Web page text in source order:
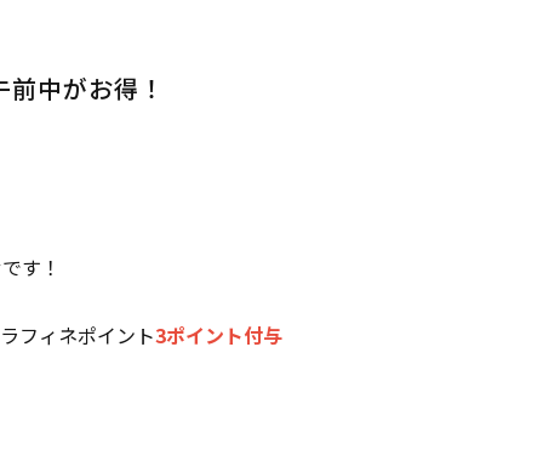
中がお得！
す！
フィネポイント3ポイント付与